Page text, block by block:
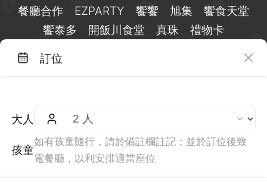
訂位
大人
孩童
如有孩童隨行，請於備註欄註記；並於訂位後致
電餐廳，以利安排適當座位
餐廳合作
EZPARTY 饗饗 旭集
饗食天堂
饗泰多
開飯川食堂 真珠 禮物卡
週一至週日 10:00 至 18:00（國定假日除外）
統編：29084823